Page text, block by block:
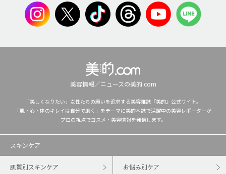
美容情報／ニュースの美的.com
「美しくなりたい」女性たちの願いを追求する美容雑誌『美的』公式サイト。
「肌・心・体のキレイは自分で磨く」をテーマに美的本誌で活躍中の美容レポーターが
プロの視点でコスメ・美容情報を発信します。
スキンケア
肌質別スキンケア お悩み別ケア